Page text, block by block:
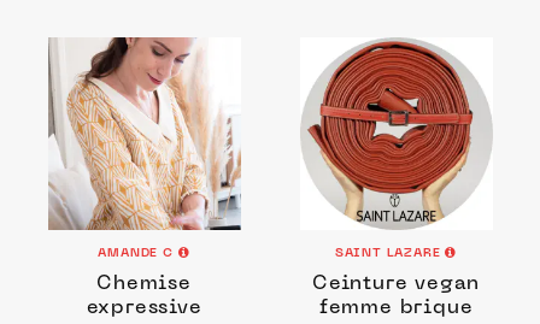
AMANDE C
Chemise
expressive
SAINT LAZARE
Ceinture vegan
femme brique